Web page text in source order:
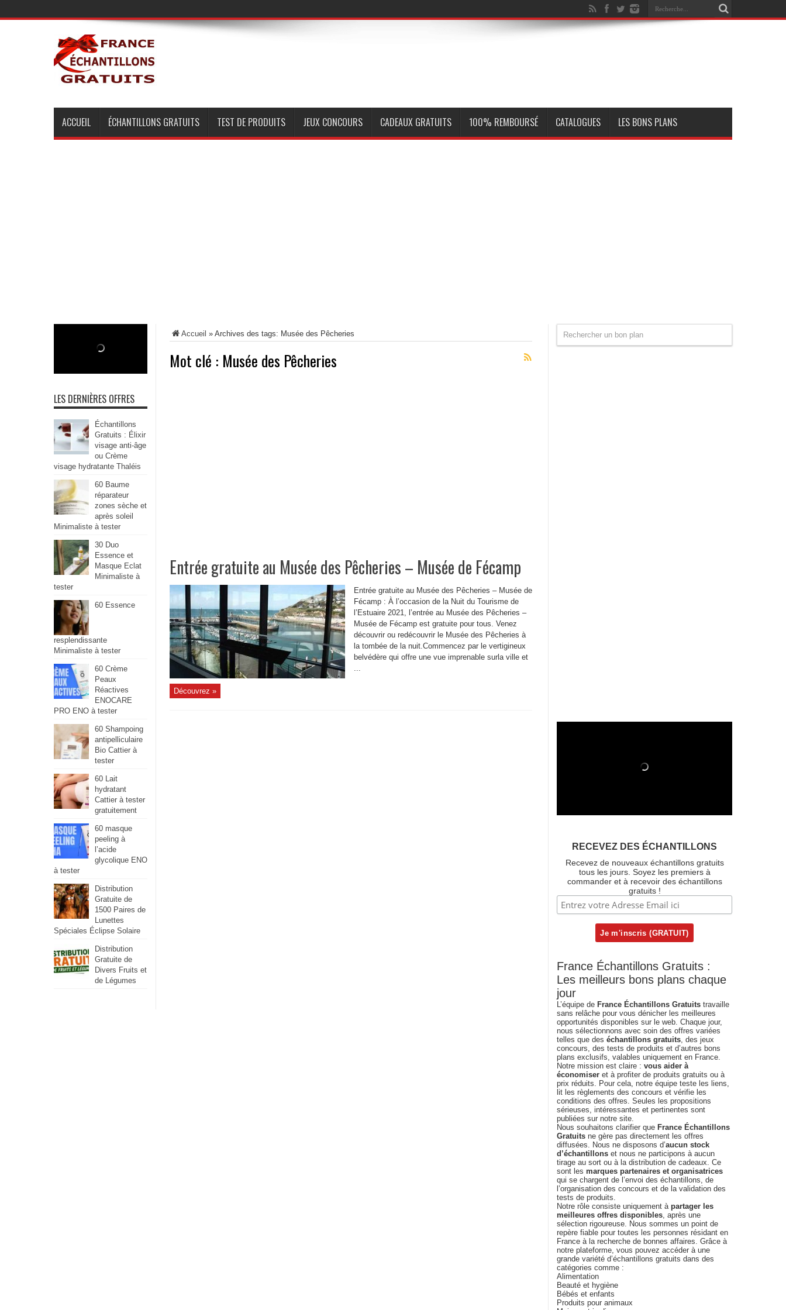
ACCUEIL ÉCHANTILLONS GRATUITS TEST DE PRODUITS JEUX CONCOURS CADEAUX GRATUITS 100% REMBOURSÉ CATALOGUES LES BONS PLANS
Accueil » Archives des tags: Musée des Pêcheries
Mot clé : Musée des Pêcheries
Entrée gratuite au Musée des Pêcheries – Musée de Fécamp
Entrée gratuite au Musée des Pêcheries – Musée de
Fécamp : À l’occasion de la Nuit du Tourisme de
l’Estuaire 2021, l’entrée au Musée des Pêcheries –
Musée de Fécamp est gratuite pour tous. Venez
découvrir ou redécouvrir le Musée des Pêcheries à
la tombée de la nuit.Commencez par le vertigineux
belvédère qui offre une vue imprenable surla ville et
...
Découvrez »
LES DERNIÈRES OFFRES
Échantillons
Gratuits : Élixir
visage anti-âge
ou Crème
visage hydratante Thaléis
60 Baume
réparateur
zones sèche et
après soleil
Minimaliste à tester
30 Duo
Essence et
Masque Eclat
Minimaliste à
tester
60 Essence
resplendissante
Minimaliste à tester
60 Crème
Peaux
Réactives
ENOCARE
PRO ENO à tester
60 Shampoing
antipelliculaire
Bio Cattier à
tester
60 Lait
hydratant
Cattier à tester
gratuitement
60 masque
peeling à
l’acide
glycolique ENO
à tester
Distribution
Gratuite de
1500 Paires de
Lunettes
Spéciales Éclipse Solaire
Distribution
Gratuite de
Divers Fruits et
de Légumes
RECEVEZ DES ÉCHANTILLONS
Recevez de nouveaux échantillons gratuits
tous les jours. Soyez les premiers à
commander et à recevoir des échantillons
gratuits !
France Échantillons Gratuits :
Les meilleurs bons plans chaque
jour
L’équipe de France Échantillons Gratuits travaille
sans relâche pour vous dénicher les meilleures
opportunités disponibles sur le web. Chaque jour,
nous sélectionnons avec soin des offres variées
telles que des échantillons gratuits, des jeux
concours, des tests de produits et d’autres bons
plans exclusifs, valables uniquement en France.
Notre mission est claire : vous aider à
économiser et à profiter de produits gratuits ou à
prix réduits. Pour cela, notre équipe teste les liens,
lit les règlements des concours et vérifie les
conditions des offres. Seules les propositions
sérieuses, intéressantes et pertinentes sont
publiées sur notre site.
Nous souhaitons clarifier que France Échantillons
Gratuits ne gère pas directement les offres
diffusées. Nous ne disposons d’aucun stock
d’échantillons et nous ne participons à aucun
tirage au sort ou à la distribution de cadeaux. Ce
sont les marques partenaires et organisatrices
qui se chargent de l’envoi des échantillons, de
l’organisation des concours et de la validation des
tests de produits.
Notre rôle consiste uniquement à partager les
meilleures offres disponibles, après une
sélection rigoureuse. Nous sommes un point de
repère fiable pour toutes les personnes résidant en
France à la recherche de bonnes affaires. Grâce à
notre plateforme, vous pouvez accéder à une
grande variété d’échantillons gratuits dans des
catégories comme :
Alimentation
Beauté et hygiène
Bébés et enfants
Produits pour animaux